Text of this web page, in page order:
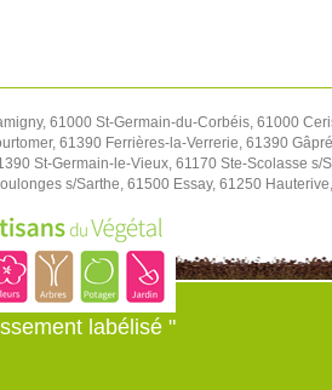
61000 St-Germain-du-Corbéis, 61000
61390 Ferrières-la-Verrerie, 61390
St-Germain-le-Vieux, 61170 Ste-Scolasse
s/Sarthe, 61500 Essay, 61250
labélisé "